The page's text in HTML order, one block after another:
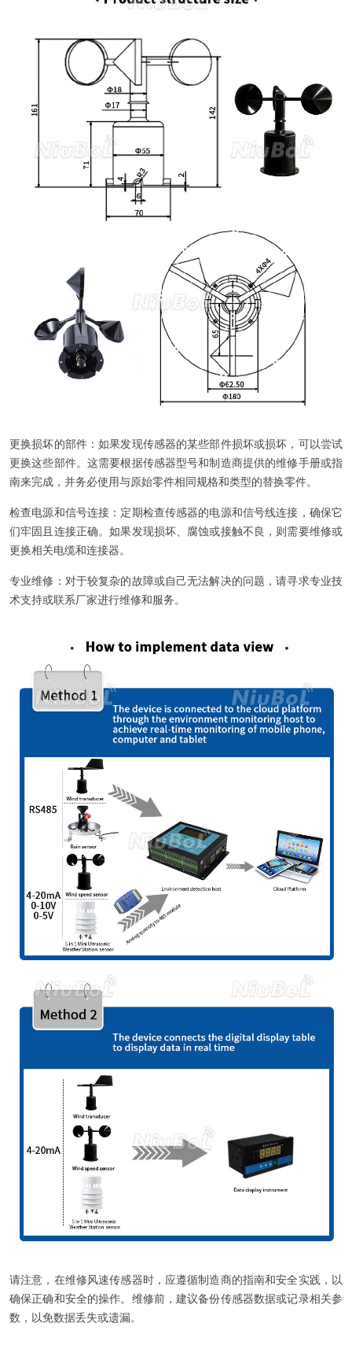
更换损坏的部件：如果发现传感器的某些部件损坏或损坏，可以尝试
更换这些部件。这需要根据传感器型号和制造商提供的维修手册或指
南来完成，并务必使用与原始零件相同规格和类型的替换零件。
检查电源和信号连接：定期检查传感器的电源和信号线连接，确保它
们牢固且连接正确。如果发现损坏、腐蚀或接触不良，则需要维修或
更换相关电缆和连接器。
专业维修：对于较复杂的故障或自己无法解决的问题，请寻求专业技
术支持或联系厂家进行维修和服务。
请注意，在维修风速传感器时，应遵循制造商的指南和安全实践，以
确保正确和安全的操作。维修前，建议备份传感器数据或记录相关参
数，以免数据丢失或遗漏。